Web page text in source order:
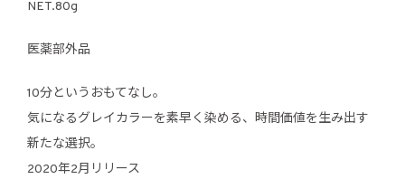
NET.80g
医薬部外品
10分というおもてなし。
気になるグレイカラーを素早く染める、時間価値を生み出す
新たな選択。
2020年2月リリース